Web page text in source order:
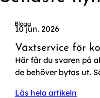
Blogg
10 jun. 2026
Växtservice för
Här får du svaren på
de behöver bytas ut.
Läs hela artikeln